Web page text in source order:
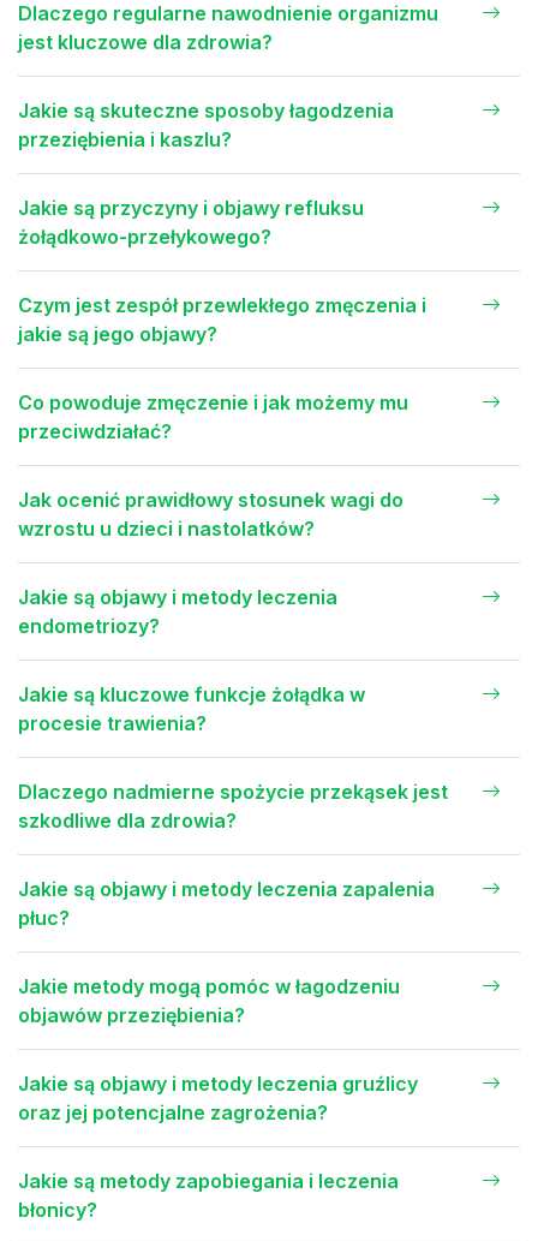
Dlaczego regularne nawodnienie organizmu
jest kluczowe dla zdrowia?
Jakie są skuteczne sposoby łagodzenia
przeziębienia i kaszlu?
Jakie są przyczyny i objawy refluksu
żołądkowo-przełykowego?
Czym jest zespół przewlekłego zmęczenia i
jakie są jego objawy?
Co powoduje zmęczenie i jak możemy mu
przeciwdziałać?
Jak ocenić prawidłowy stosunek wagi do
wzrostu u dzieci i nastolatków?
Jakie są objawy i metody leczenia
endometriozy?
Jakie są kluczowe funkcje żołądka w
procesie trawienia?
Dlaczego nadmierne spożycie przekąsek jest
szkodliwe dla zdrowia?
Jakie są objawy i metody leczenia zapalenia
płuc?
Jakie metody mogą pomóc w łagodzeniu
objawów przeziębienia?
Jakie są objawy i metody leczenia gruźlicy
oraz jej potencjalne zagrożenia?
Jakie są metody zapobiegania i leczenia
błonicy?